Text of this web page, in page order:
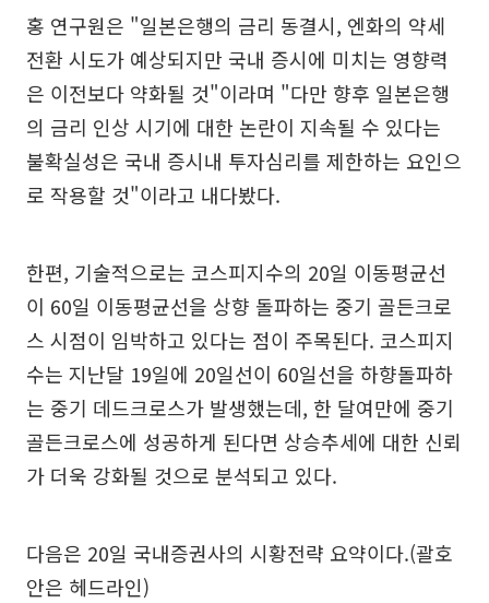
홍 연구원은 "일본은행의 금리 동결시, 엔화의 약세
전환 시도가 예상되지만 국내 증시에 미치는 영향력
은 이전보다 약화될 것"이라며 "다만 향후 일본은행
의 금리 인상 시기에 대한 논란이 지속될 수 있다는
불확실성은 국내 증시내 투자심리를 제한하는 요인으
로 작용할 것"이라고 내다봤다.
한편, 기술적으로는 코스피지수의 20일 이동평균선
이 60일 이동평균선을 상향 돌파하는 중기 골든크로
스 시점이 임박하고 있다는 점이 주목된다. 코스피지
수는 지난달 19일에 20일선이 60일선을 하향돌파하
는 중기 데드크로스가 발생했는데, 한 달여만에 중기
골든크로스에 성공하게 된다면 상승추세에 대한 신뢰
가 더욱 강화될 것으로 분석되고 있다.
다음은 20일 국내증권사의 시황전략 요약이다.(괄호
안은 헤드라인)